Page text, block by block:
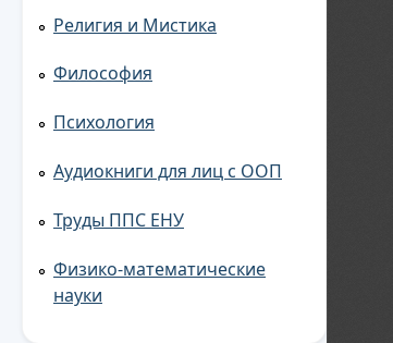
Религия и Мистика
Философия
Психология
Аудиокниги для лиц с ООП
Труды ППС ЕНУ
Физико-математические
науки